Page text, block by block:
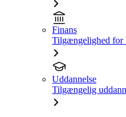
Finans
Tilgængelighed for
Uddannelse
Tilgængelig